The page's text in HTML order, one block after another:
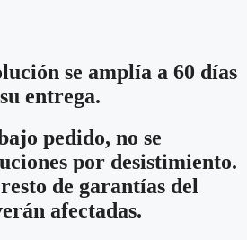
se amplía a 60 días
entrega.
pedido, no se
por desistimiento.
de garantías del
afectadas.